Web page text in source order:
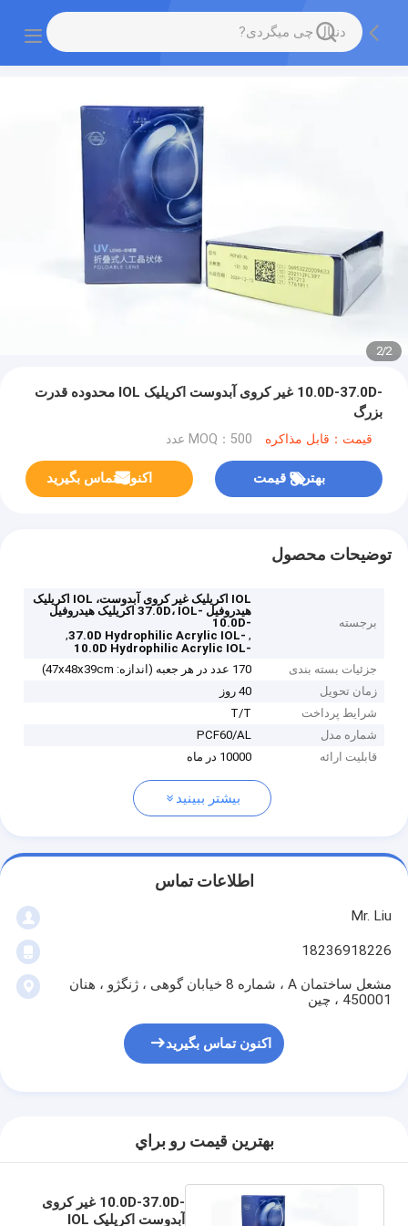
2
/
2
-10.0D-37.0D غیر کروی آبدوست اکریلیک IOL محدوده قدرت
بزرگ
قیمت：قابل مذاکره MOQ：500 عدد
بهترین قیمت اکنون تماس بگیرید
توضیحات محصول
برجسته
IOL اکریلیک غیر کروی آبدوست، IOL اکریلیک
هیدروفیل -37.0D، IOL اکریلیک هیدروفیل
-10.0D
,
-37.0D Hydrophilic Acrylic IOL
,
-10.0D Hydrophilic Acrylic IOL
جزئیات بسته بندی
170 عدد در هر جعبه (اندازه: 47x48x39cm)
زمان تحویل
40 روز
شرایط پرداخت
T/T
شماره مدل
PCF60/AL
قابلیت ارائه
10000 در ماه
بیشتر ببینید
اطلاعات تماس
Mr. Liu
18236918226
مشعل ساختمان A ، شماره 8 خیابان گوهی ، ژنگژو ، هنان
450001 ، چین
اکنون تماس بگیرید
بهترين قيمت رو براي
-10.0D-37.0D غیر کروی
آبدوست اکریلیک IOL